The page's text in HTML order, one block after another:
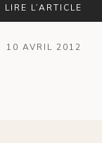
LIRE L’ARTICLE
10 AVRIL 2012